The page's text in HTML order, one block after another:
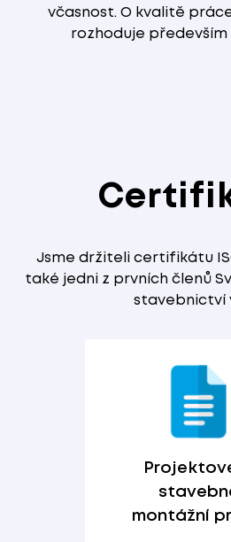
včasnost. O kvalitě
rozhoduje především
Jsme držiteli certifikátu
také jedni z prvních členů
stavebnictví
montážní